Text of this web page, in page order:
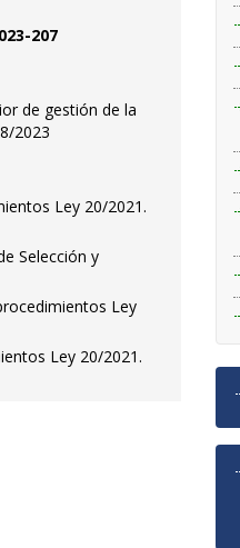
207
de gestión de la
2023
Ley 20/2021.
Selección y
Ley
Ley 20/2021.